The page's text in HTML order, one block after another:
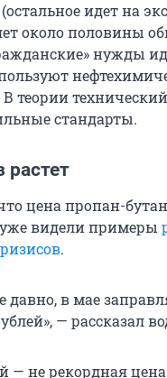
идет на
около половины
нужды
В теории
стандарты.
растет
цена пропан-
видели примеры
.
давно, в мае
— рассказал
— не рекордная